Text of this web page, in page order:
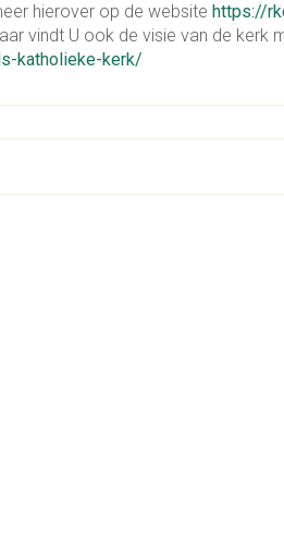
hierover op de website https://
vindt U ook de visie van de kerk
katholieke-kerk/